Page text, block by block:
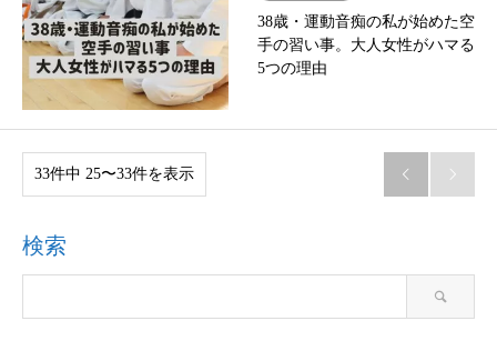
38歳・運動音痴の私が始めた空
手の習い事。大人女性がハマる
5つの理由
33件中 25〜33件を表示  
検索